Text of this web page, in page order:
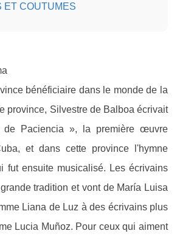
ET COUTUMES
bénéficiaire dans le monde de la
province, Silvestre de Balboa écrivait
Paciencia », la première œuvre
et dans cette province l'hymne
fut ensuite musicalisé. Les écrivains
tradition et vont de María Luisa
Liana de Luz à des écrivains plus
Lucia Muñoz. Pour ceux qui aiment